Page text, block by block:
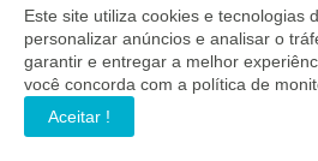
Este site utiliza cookies e tecnologias
personalizar anúncios e analisar o
garantir e entregar a melhor
você concorda com a política de
Aceitar !